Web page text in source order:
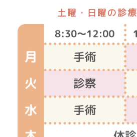
土曜・日曜の診療